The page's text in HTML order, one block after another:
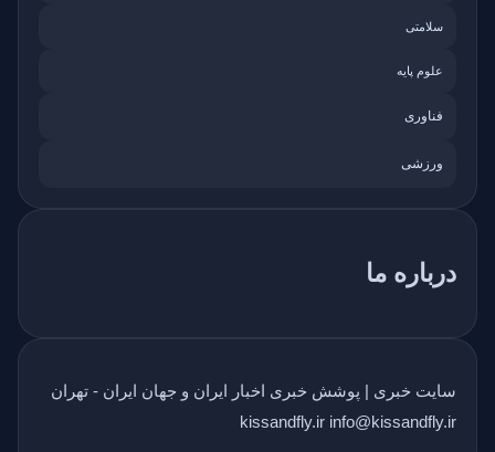
سلامتی
علوم پایه
فناوری
ورزشی
درباره ما
سایت خبری | پوشش خبری اخبار ایران و جهان ایران - تهران
kissandfly.ir info@kissandfly.ir